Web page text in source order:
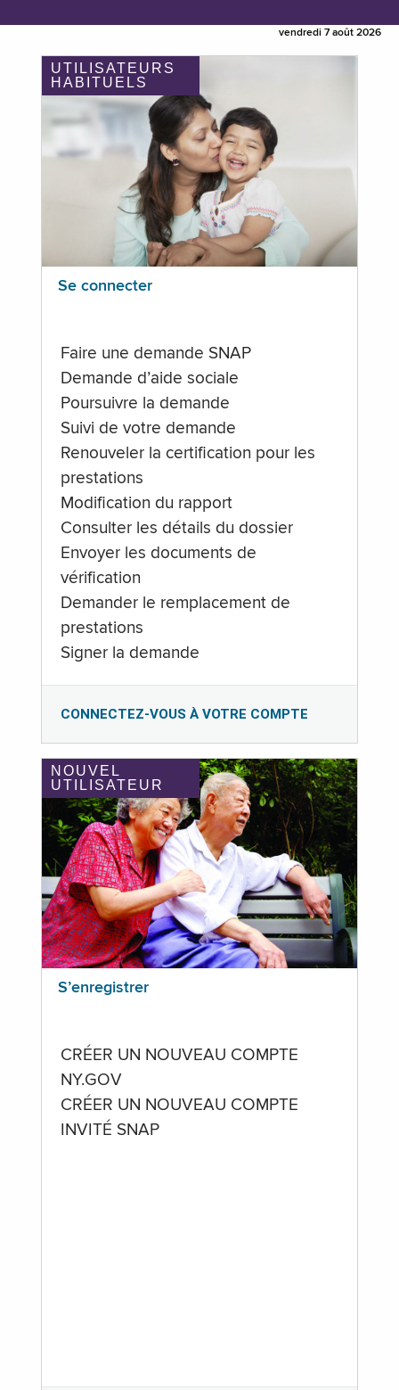
vendredi 7 août 2026
UTILISATEURS
HABITUELS
Se connecter
Faire une demande SNAP
Demande d’aide sociale
Poursuivre la demande
Suivi de votre demande
Renouveler la certification pour les
prestations
Modification du rapport
Consulter les détails du dossier
Envoyer les documents de
vérification
Demander le remplacement de
prestations
Signer la demande
CONNECTEZ-VOUS À VOTRE COMPTE
NOUVEL
UTILISATEUR
S’enregistrer
CRÉER UN NOUVEAU COMPTE
NY.GOV
CRÉER UN NOUVEAU COMPTE
INVITÉ SNAP